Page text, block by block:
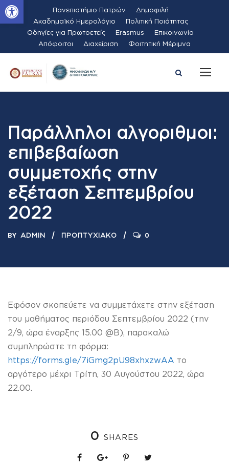
Ανοίξτε τη γραμμή εργαλείων Πανεπιστήμιο Πατρών
Δημοφιλή
Ακαδημαϊκό Ημερολόγιο
Πολιτική Ποιότητας
Οδηγίες για Πρωτοετείς
Erasmus
Επικοινωνία
Απόφοιτοι
Διαχείριση Φοιτητική Μέριμνα
Παράλληλοι αλγοριθμοι:
επιβεβαίωση
συμμετοχής στην
εξέταση Σεπτεμβρίου
2022
BY ADMIN ΠΡΟΠΤΥΧΙΑΚΌ 0
Εφόσον σκοπεύετε να συμμετάχετε στην εξέταση
του μαθήματος περιόδου Σεπτεμβρίου 2022 (την
2/9, ώρα έναρξης 15.00 @Β), παρακαλώ
συμπληρώστε τη φόρμα:
https://forms.gle/7iGmg2pU98xhxzwAA το
αργότερο μέχρι Τρίτη, 30 Αυγούστου 2022, ώρα
22.00.
0 SHARES